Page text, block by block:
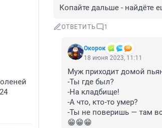
Копайте дальше - найдёте
ОТВЕТИТЬ 1
Окорок
18 июня 2023, 11:11
Муж приходит домой
-Ты где был?
-На кладбище!
-А что, кто-то умер?
-Ты не поверишь — там
😁😁😁